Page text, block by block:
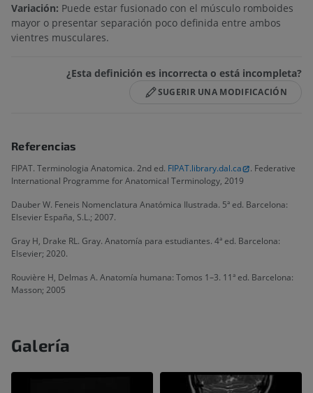
Variación: Puede estar fusionado con el músculo romboides
mayor o presentar separación poco definida entre ambos
vientres musculares.
¿Esta definición es incorrecta o está incompleta?
SUGERIR UNA MODIFICACIÓN
Referencias
FIPAT. Terminologia Anatomica. 2nd ed. FIPAT.library.dal.ca
. Federative
International Programme for Anatomical Terminology, 2019
Dauber W. Feneis Nomenclatura Anatómica Ilustrada. 5ª ed. Barcelona:
Elsevier España, S.L.; 2007.
Gray H, Drake RL. Gray. Anatomía para estudiantes. 4ª ed. Barcelona:
Elsevier; 2020.
Rouvière H, Delmas A. Anatomía humana: Tomos 1–3. 11ª ed. Barcelona:
Masson; 2005
Galería